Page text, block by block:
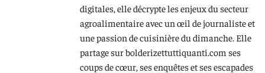
digitales, elle décrypte les enjeux du secteur
agroalimentaire avec un œil de journaliste et
une passion de cuisinière du dimanche. Elle
partage sur bolderizettuttiquanti.com ses
coups de cœur, ses enquêtes et ses escapades